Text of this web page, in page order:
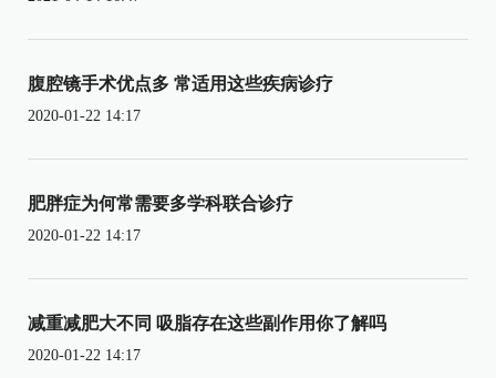
腹腔镜手术优点多 常适用这些疾病诊疗
2020-01-22 14:17
肥胖症为何常需要多学科联合诊疗
2020-01-22 14:17
减重减肥大不同 吸脂存在这些副作用你了解吗
2020-01-22 14:17